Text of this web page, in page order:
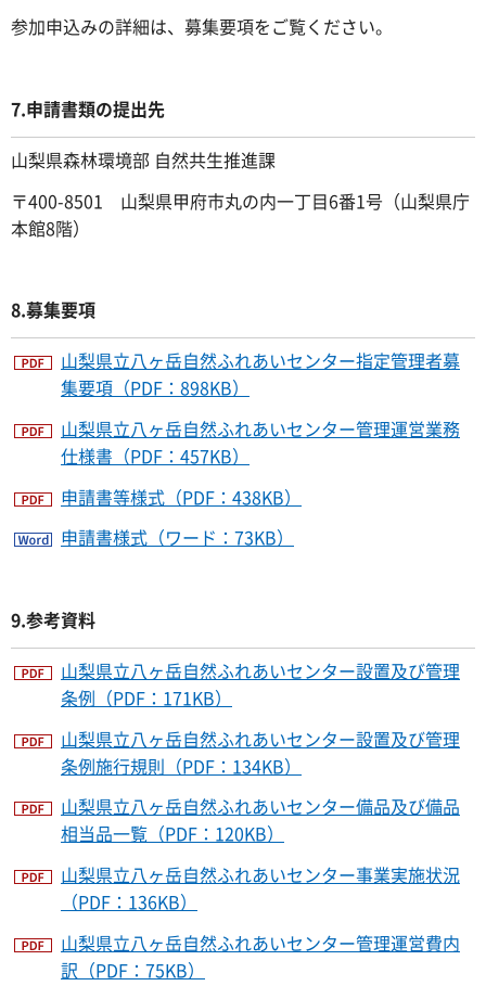
参加申込みの詳細は、募集要項をご覧ください。
7.申請書類の提出先
山梨県森林環境部 自然共生推進課
〒400-8501 山梨県甲府市丸の内一丁目6番1号（山梨県庁
本館8階）
8.募集要項
山梨県立八ヶ岳自然ふれあいセンター指定管理者募
集要項（PDF：898KB）
山梨県立八ヶ岳自然ふれあいセンター管理運営業務
仕様書（PDF：457KB）
申請書等様式（PDF：438KB）
申請書様式（ワード：73KB）
9.参考資料
山梨県立八ヶ岳自然ふれあいセンター設置及び管理
条例（PDF：171KB）
山梨県立八ヶ岳自然ふれあいセンター設置及び管理
条例施行規則（PDF：134KB）
山梨県立八ヶ岳自然ふれあいセンター備品及び備品
相当品一覧（PDF：120KB）
山梨県立八ヶ岳自然ふれあいセンター事業実施状況
（PDF：136KB）
山梨県立八ヶ岳自然ふれあいセンター管理運営費内
訳（PDF：75KB）